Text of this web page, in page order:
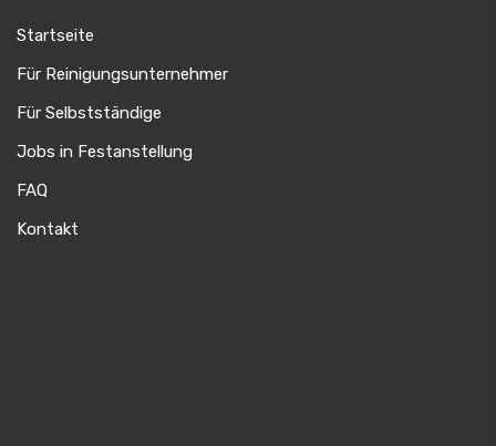
Startseite
Für Reinigungsunternehmer
Für Selbstständige
Jobs in Festanstellung
FAQ
Kontakt